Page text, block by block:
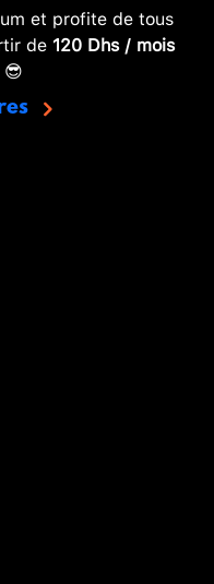
et profite de tous
de 120 Dhs / mois